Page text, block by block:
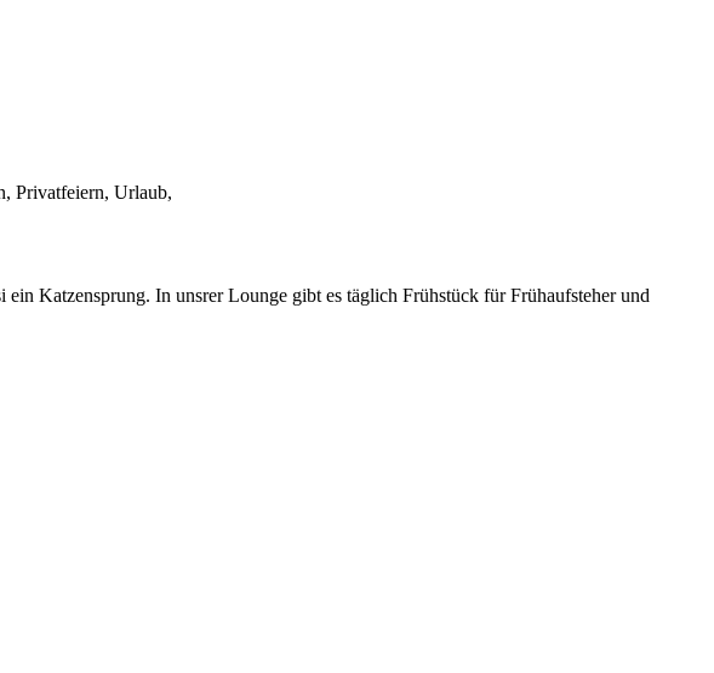
Privatfeiern, Urlaub,
Katzensprung. In unsrer Lounge gibt es täglich Frühstück für Frühaufsteher und